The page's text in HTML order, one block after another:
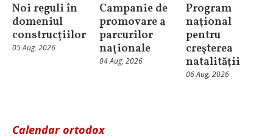
Noi reguli în
domeniul
construcţiilor
05 Aug, 2026
Campanie de
promovare a
parcurilor
naţionale
04 Aug, 2026
Program
naţional
pentru
creşterea
natalităţii
06 Aug, 2026
Calendar ortodox